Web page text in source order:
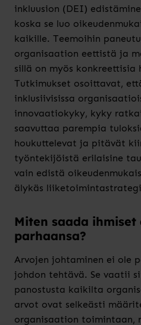
inkluusion (DEI)
koska se luo
kaikille. Teemoihin
organisaation eettistä ja
sillä on myös
Tutkimukset osoittavat,
inklusiivisissa
innovaatiokyky, kyky
saavuttaa parempia
houkuttelevat ja pitävät
työntekijöistä erilaisine
vain edistä
älykäs
Miten saada
parhaansa?
Arvojen johtaminen ei ole
johdon tehtävä. Se vaatii
panostusta kaikilta
arvot ovat selkeästi
organisaation toimintaan,